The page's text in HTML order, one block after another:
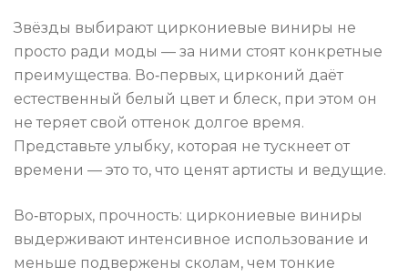
Звёзды выбирают циркониевые виниры не
просто ради моды — за ними стоят конкретные
преимущества. Во‑первых, цирконий даёт
естественный белый цвет и блеск, при этом он
не теряет свой оттенок долгое время.
Представьте улыбку, которая не тускнеет от
времени — это то, что ценят артисты и ведущие.
Во‑вторых, прочность: циркониевые виниры
выдерживают интенсивное использование и
меньше подвержены сколам, чем тонкие